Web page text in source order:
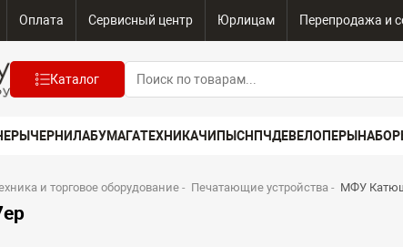
Оплата Сервисный центр Юрлицам Перепродажа и
Каталог
ЧЕРНИЛАБУМАГАТЕХНИКАЧИПЫСНПЧДЕВЕЛОПЕРЫ
и торговое оборудование - Печатающие устройства - МФУ